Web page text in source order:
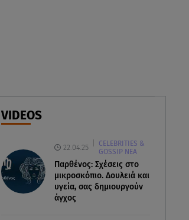
07.08.26 , 17:44
Παιδικοί σταθμοί: Πότε βγαίνουν
τα προσωρινά αποτελέσματα
VIDEOS
22.04.25
CELEBRITIES &
GOSSIP ΝΕΑ
Παρθένος: Σχέσεις στο
μικροσκόπιο. Δουλειά και
υγεία, σας δημιουργούν
άγχος